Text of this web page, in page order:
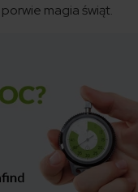
magia świąt.